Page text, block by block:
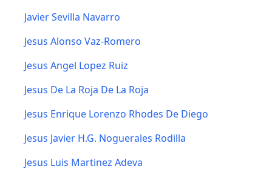
Javier Sevilla Navarro
Jesus Alonso Vaz-Romero
Jesus Angel Lopez Ruiz
Jesus De La Roja De La Roja
Jesus Enrique Lorenzo Rhodes De Diego
Jesus Javier H.G. Noguerales Rodilla
Jesus Luis Martinez Adeva